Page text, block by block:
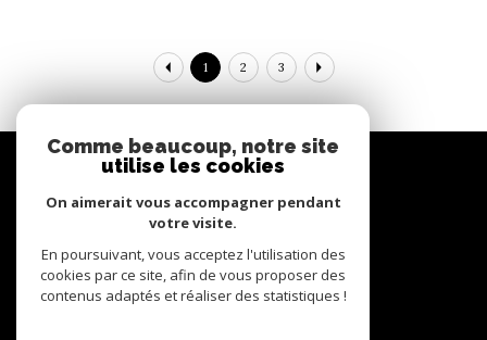
1 2 3
Espace
propriétaire
Se connecter
adhérons
Comme beaucoup, notre site
utilise les cookies
On aimerait vous accompagner pendant
votre visite.
En poursuivant, vous acceptez l'utilisation des
cookies par ce site, afin de vous proposer des
contenus adaptés et réaliser des statistiques !